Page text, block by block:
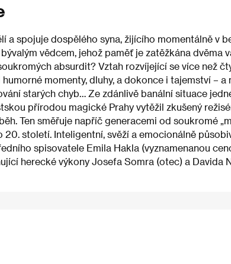
a spojuje dospělého syna, žijícího momentálně v
vědcem, jehož paměť je zatěžkána dvěma
absurdit? Vztah rozvíjející se více než
momenty, dluhy, a dokonce i tajemství –
starých chyb… Ze zdánlivě banální situace
přírodou magické Prahy vytěžil zkušený
Ten směřuje napříč generacemi od soukromé
20. století. Inteligentní, svěží a emocionálně
spisovatele Emila Hakla (vyznamenanou
herecké výkony Josefa Somra (otec) a Davida